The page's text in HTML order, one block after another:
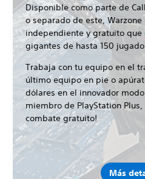
Disponible como parte de
o separado de este,
independiente y gratuito que
gigantes de hasta 150
Trabaja con tu equipo en el
último equipo en pie o
dólares en el innovador
miembro de PlayStation
combate gratuito!
Más